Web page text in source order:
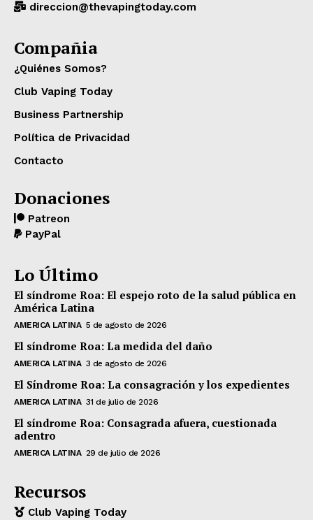
direccion@thevapingtoday.com
Compañia
¿Quiénes Somos?
Club Vaping Today
Business Partnership
Política de Privacidad
Contacto
Donaciones
Patreon
PayPal
Lo Último
El síndrome Roa: El espejo roto de la salud pública en
América Latina
AMERICA LATINA 5 de agosto de 2026
El síndrome Roa: La medida del daño
AMERICA LATINA 3 de agosto de 2026
El Síndrome Roa: La consagración y los expedientes
AMERICA LATINA 31 de julio de 2026
El síndrome Roa: Consagrada afuera, cuestionada
adentro
AMERICA LATINA 29 de julio de 2026
Recursos
Club Vaping Today